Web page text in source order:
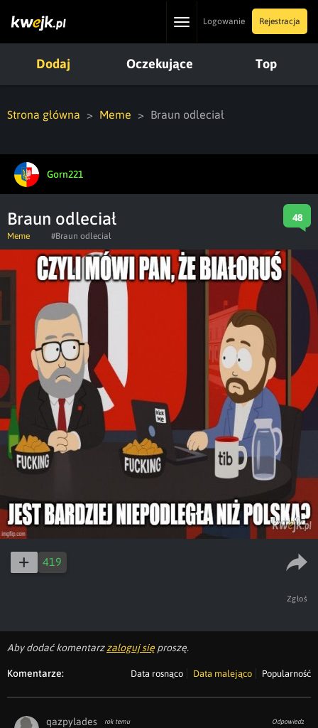
ToggleLogowanie Rejestracja
Dodaj Oczekujące Top
Strona główna Meme Braun odleciał
Gorn221
Braun odleciał 48
Meme #Braun odleciał
419
Zgłoś
Aby dodać komentarzzaloguj się proszę.
Komentarze: Data rosnąco Data malejąco Popularność
qazpylades rok temu Odpowiedz